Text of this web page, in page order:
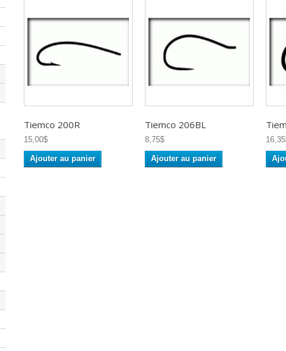
Tiemco 200R
15,00$
Ajouter au panier
Tiemco 206BL
8,75$
Ajouter au panier